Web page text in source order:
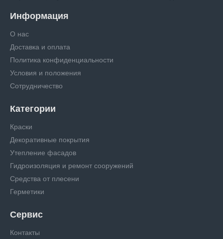
Информация
О нас
Доставка и оплата
Политика конфиденциальности
Условия и положения
Сотрудничество
Категории
Краски
Декоративные покрытия
Утепление фасадов
Гидроизоляция и ремонт сооружений
Средства от плесени
Герметики
Сервис
Контакты